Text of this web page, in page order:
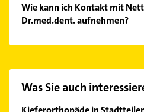
Wie kann ich Kontakt mit
Dr.med.dent. aufnehmen?
finden Sie alleKontaktdaten.
Was Sie auch